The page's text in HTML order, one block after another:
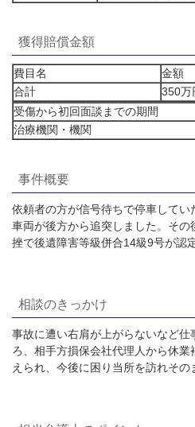
獲得賠償金額
費目名
金額
合計
350万
受傷から初回面談までの期間
治療機関・機関
事件概要
依頼者の方が信号待ちで停車して
車両が後方から追突しました。そ
挫で後遺障害等級併合14級9号が認
相談のきっかけ
事故に遭い右肩が上がらないなど仕
ろ、相手方損保会社代理人から休
えられ、今後に困り当所を訪れその